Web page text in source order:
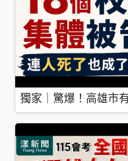
獨家｜驚爆！高雄市